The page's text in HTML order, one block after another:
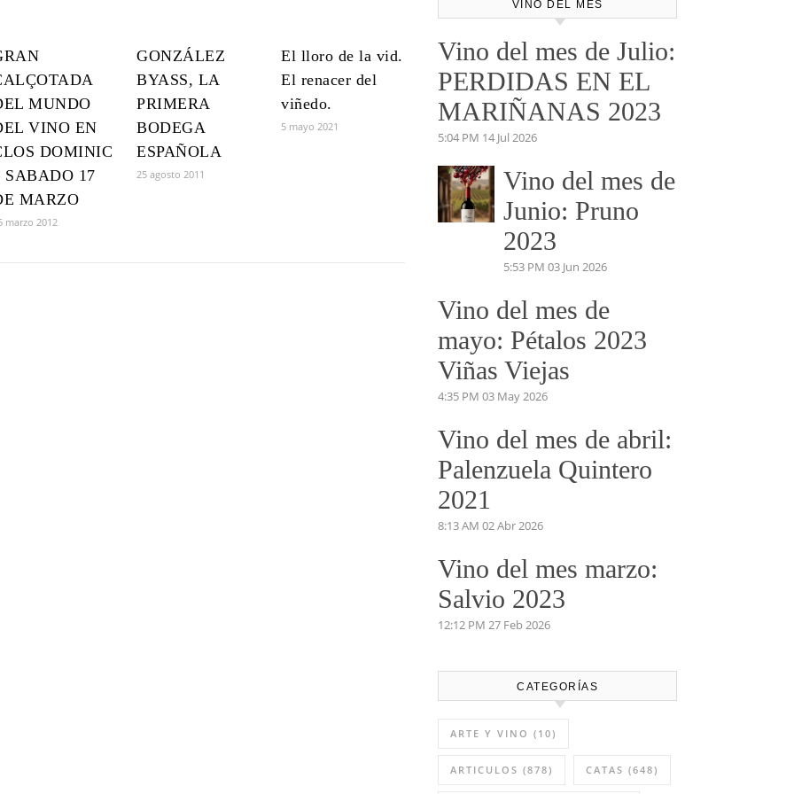
MUNDO
VINO EN
DOMINIC
SABADO 17
MARZO
marzo 2012
GONZÁLEZ
BYASS, LA
PRIMERA
BODEGA
ESPAÑOLA
25 agosto 2011
El lloro de la vid.
El renacer del
viñedo.
5 mayo 2021
VINO DEL MES
Vino del mes de Julio:
PERDIDAS EN EL
MARIÑANAS 2023
5:04 PM 14 Jul 2026
Vino del mes de
Junio: Pruno
2023
5:53 PM 03 Jun 2026
Vino del mes de
mayo: Pétalos 2023
Viñas Viejas
4:35 PM 03 May 2026
Vino del mes de abril:
Palenzuela Quintero
2021
8:13 AM 02 Abr 2026
Vino del mes marzo:
Salvio 2023
12:12 PM 27 Feb 2026
CATEGORÍAS
ARTE Y VINO (10)
ARTICULOS (878) CATAS (648)